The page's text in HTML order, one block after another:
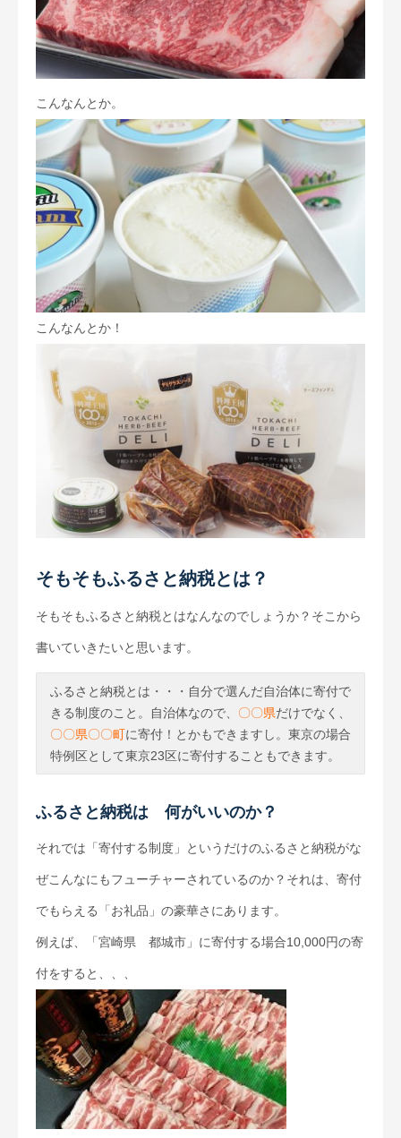
こんなんとか。
こんなんとか！
そもそもふるさと納税とは？
そもそもふるさと納税とはなんなのでしょうか？そこから
書いていきたいと思います。
ふるさと納税とは・・・自分で選んだ自治体に寄付で
きる制度のこと。自治体なので、 〇〇県だけでなく、
〇〇県〇〇町に寄付！とかもできますし。東京の場合
特例区として東京23区に寄付することもできます。
ふるさと納税は 何がいいのか？
それでは「寄付する制度」というだけのふるさと納税がな
ぜこんなにもフューチャーされているのか？それは、寄付
でもらえる「お礼品」の豪華さにあります。
例えば、「宮崎県 都城市」に寄付する場合10,000円の寄
付をすると、、、